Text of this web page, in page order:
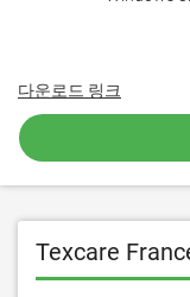
다운로드 링크
Texcare